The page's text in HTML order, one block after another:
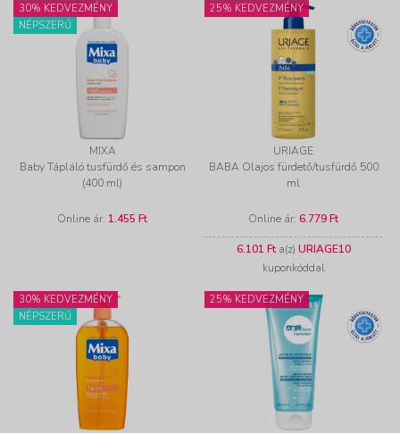
30% KEDVEZMÉNY
NÉPSZERŰ
MIXA
Baby Tápláló tusfürdő és sampon
(400 ml)
Online ár: 1.455 Ft
25% KEDVEZMÉNY
URIAGE
BABA Olajos fürdető/tusfürdő 500
ml
Online ár: 6.779 Ft
6.101 Fta(z) URIAGE10
kuponkóddal
30% KEDVEZMÉNY
NÉPSZERŰ
25% KEDVEZMÉNY